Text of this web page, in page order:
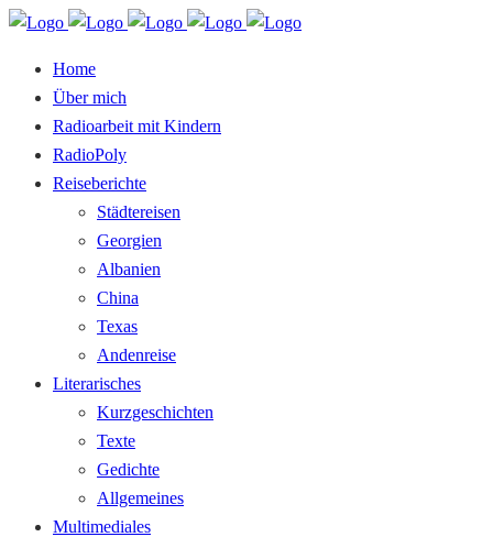
Home
Über mich
Radioarbeit mit Kindern
RadioPoly
Reiseberichte
Städtereisen
Georgien
Albanien
China
Texas
Andenreise
Literarisches
Kurzgeschichten
Texte
Gedichte
Allgemeines
Multimediales